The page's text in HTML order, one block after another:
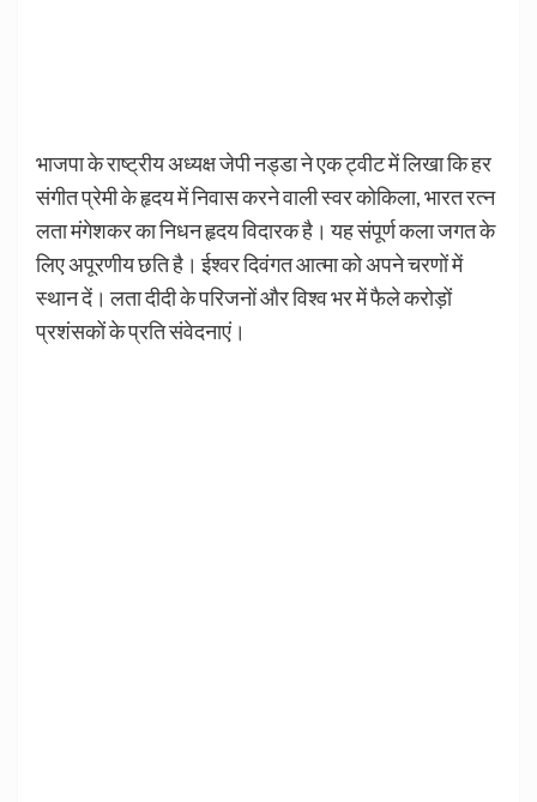
भाजपा के राष्ट्रीय अध्यक्ष जेपी नड्डा ने एक ट्वीट में लिखा कि हर
संगीत प्रेमी के हृदय में निवास करने वाली स्वर कोकिला, भारत रत्न
लता मंगेशकर का निधन हृदय विदारक है। यह संपूर्ण कला जगत के
लिए अपूरणीय छति है। ईश्वर दिवंगत आत्मा को अपने चरणों में
स्थान दें। लता दीदी के परिजनों और विश्व भर में फैले करोड़ों
प्रशंसकों के प्रति संवेदनाएं।